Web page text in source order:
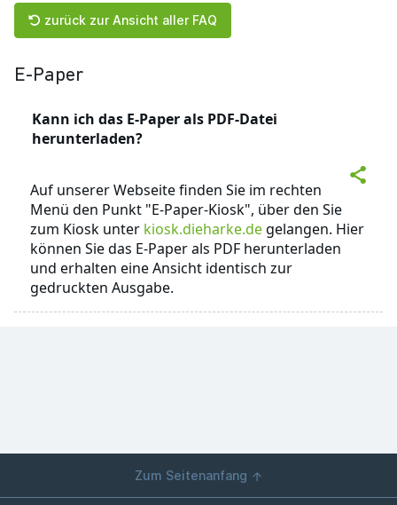
zurück zur Ansicht aller FAQ
E-Paper
Kann ich das E-Paper als PDF-Datei
herunterladen?
Auf unserer Webseite finden Sie im rechten
Menü den Punkt "E-Paper-Kiosk", über den Sie
zum Kiosk unter kiosk.dieharke.de gelangen. Hier
können Sie das E-Paper als PDF herunterladen
und erhalten eine Ansicht identisch zur
gedruckten Ausgabe.
Zum Seitenanfang